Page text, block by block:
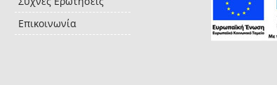
Επικοινωνία